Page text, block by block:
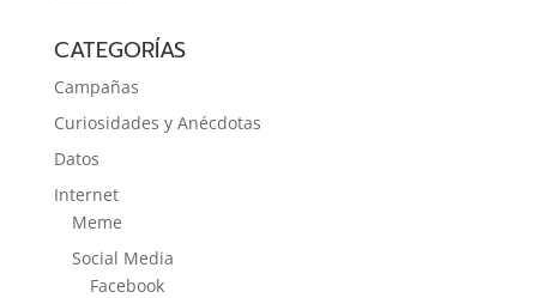
CATEGORÍAS
Campañas
Curiosidades y Anécdotas
Datos
Internet
Meme
Social Media
Facebook